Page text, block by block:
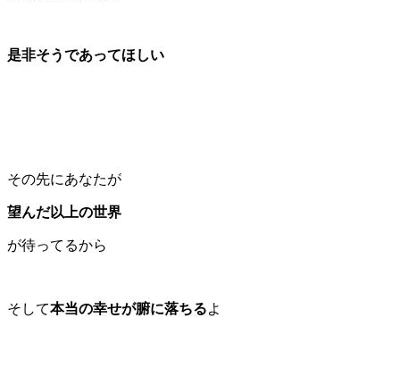
是非そうであってほしい
その先にあなたが
望んだ以上の世界
が待ってるから
そして本当の幸せが腑に落ちるよ